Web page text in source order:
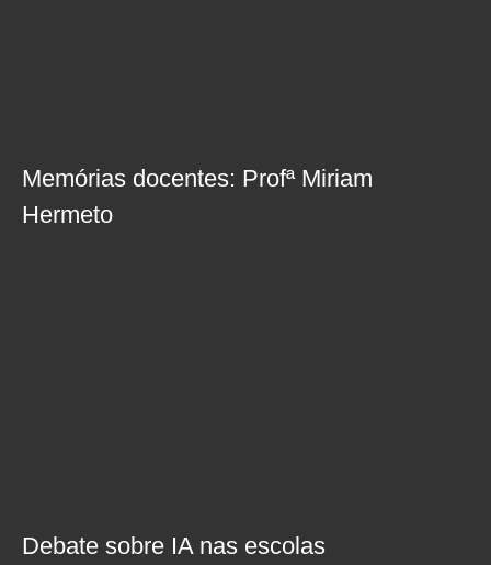
Memórias docentes: Profª Miriam
Hermeto
Debate sobre IA nas escolas